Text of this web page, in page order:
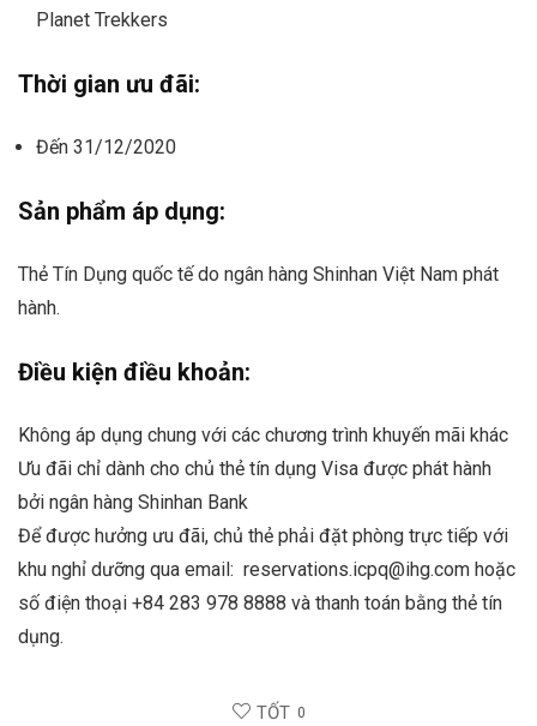
Planet Trekkers
Thời gian ưu đãi:
Đến 31/12/2020
Sản phẩm áp dụng:
Thẻ Tín Dụng quốc tế do ngân hàng Shinhan Việt Nam phát
hành.
Điều kiện điều khoản:
Không áp dụng chung với các chương trình khuyến mãi khác
Ưu đãi chỉ dành cho chủ thẻ tín dụng Visa được phát hành
bởi ngân hàng Shinhan Bank
Để được hưởng ưu đãi, chủ thẻ phải đặt phòng trực tiếp với
khu nghỉ dưỡng qua email: reservations.icpq@ihg.com hoặc
số điện thoại +84 283 978 8888 và thanh toán bằng thẻ tín
dụng.
TỐT 0